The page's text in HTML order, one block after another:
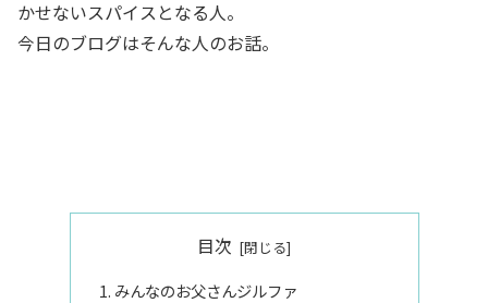
かせないスパイスとなる人。
今日のブログはそんな人のお話。
目次
みんなのお父さんジルファ